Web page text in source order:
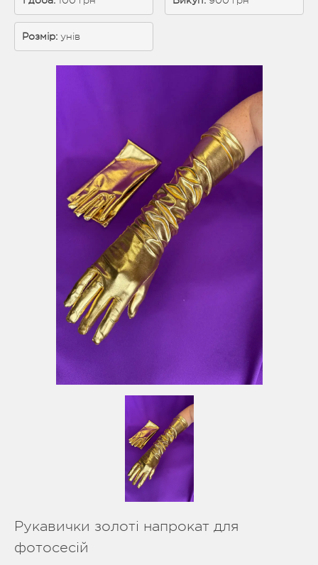
Розмір: унів
Рукавички золоті напрокат для
фотосесій